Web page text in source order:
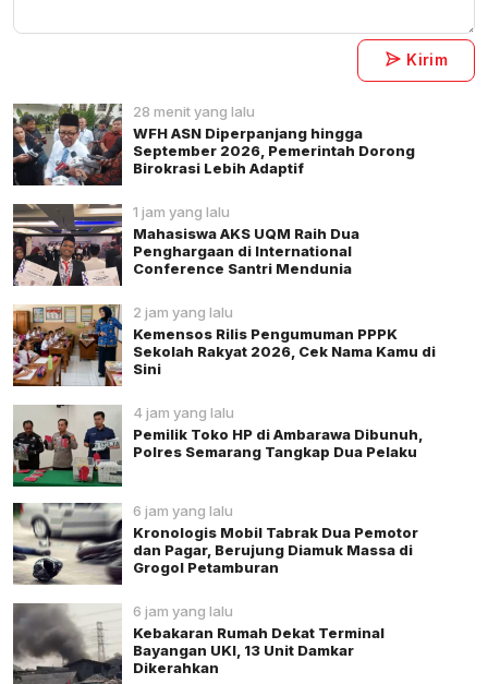
Kirim
28 menit yang lalu
WFH ASN Diperpanjang hingga
September 2026, Pemerintah Dorong
Birokrasi Lebih Adaptif
1 jam yang lalu
Mahasiswa AKS UQM Raih Dua
Penghargaan di International
Conference Santri Mendunia
2 jam yang lalu
Kemensos Rilis Pengumuman PPPK
Sekolah Rakyat 2026, Cek Nama Kamu di
Sini
4 jam yang lalu
Pemilik Toko HP di Ambarawa Dibunuh,
Polres Semarang Tangkap Dua Pelaku
6 jam yang lalu
Kronologis Mobil Tabrak Dua Pemotor
dan Pagar, Berujung Diamuk Massa di
Grogol Petamburan
6 jam yang lalu
Kebakaran Rumah Dekat Terminal
Bayangan UKI, 13 Unit Damkar
Dikerahkan